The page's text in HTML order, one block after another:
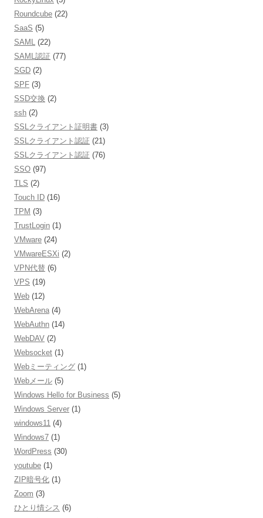
Roundcube (22)
SaaS (5)
SAML (22)
SAML認証 (77)
SGD (2)
SPF (3)
SSD交換 (2)
ssh (2)
SSLクライアント証明書 (3)
SSLクライアント認証 (21)
SSLクライアント認証 (76)
SSO (97)
TLS (2)
Touch ID (16)
TPM (3)
TrustLogin (1)
VMware (24)
VMwareESXi (2)
VPN代替 (6)
VPS (19)
Web (12)
WebArena (4)
WebAuthn (14)
WebDAV (2)
Websocket (1)
Webミーティング (1)
Webメール (5)
Windows Hello for Business (5)
Windows Server (1)
windows11 (4)
Windows7 (1)
WordPress (30)
youtube (1)
ZIP暗号化 (1)
Zoom (3)
ひとり情シス (6)